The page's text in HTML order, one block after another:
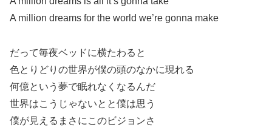
A million dreams for the world we’re gonna make
だって毎夜ベッドに横たわると
色とりどりの世界が僕の頭のなかに現れる
何億という夢で眠れなくなるんだ
世界はこうじゃないとと僕は思う
僕が見えるまさにこのビジョンさ